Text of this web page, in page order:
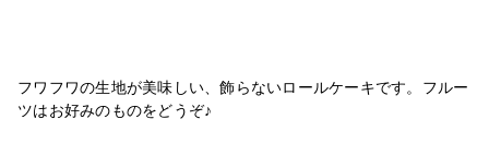
フワフワの生地が美味しい、飾らないロールケーキです。フルー
ツはお好みのものをどうぞ♪